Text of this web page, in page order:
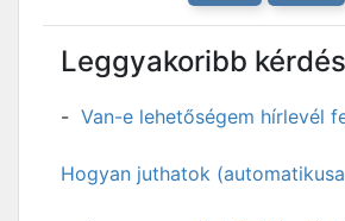
Leggyakoribb
Van-e lehetőségem hírlevél
Hogyan juthatok